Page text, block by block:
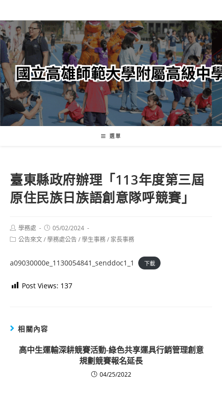
轉
至
主
內
容
選單
臺東縣政府辦理「113年度第三屆
原住民族日族語創意隊呼競賽」
Post
author:
學務處
Post
published:
05/02/2024
Post公告來文/學務處公告/學生事務/ 家長事務
a09030000e_1130054841_senddoc1_1 下載
Post Views: 137
相關內容
高中生運輸深耕競賽活動-綠色共享運具行銷管理創意
規劃競賽報名延長
04/25/2022